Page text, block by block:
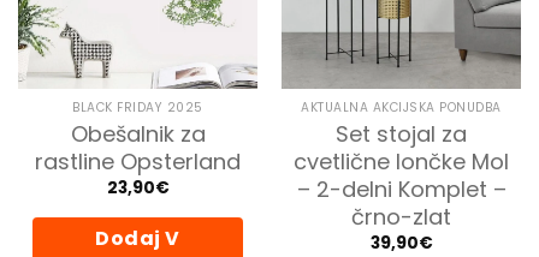
BLACK FRIDAY 2025
Obešalnik za
rastline Opsterland
23,90€
Dodaj V
AKTUALNA AKCIJSKA PONUDBA
Set stojal za
cvetlične lončke Mol
– 2-delni Komplet –
črno-zlat
39,90€